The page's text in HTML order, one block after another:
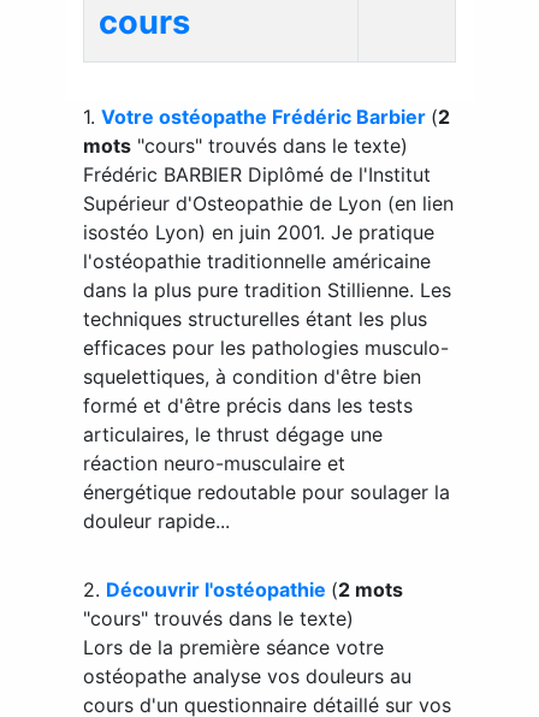
cours
1. Votre ostéopathe Frédéric Barbier (2
mots "cours" trouvés dans le texte)
Frédéric BARBIER Diplômé de l'Institut
Supérieur d'Osteopathie de Lyon (en lien
isostéo Lyon) en juin 2001. Je pratique
l'ostéopathie traditionnelle américaine
dans la plus pure tradition Stillienne. Les
techniques structurelles étant les plus
efficaces pour les pathologies musculo-
squelettiques, à condition d'être bien
formé et d'être précis dans les tests
articulaires, le thrust dégage une
réaction neuro-musculaire et
énergétique redoutable pour soulager la
douleur rapide...
2. Découvrir l'ostéopathie (2 mots
"cours" trouvés dans le texte)
Lors de la première séance votre
ostéopathe analyse vos douleurs au
cours d'un questionnaire détaillé sur vos